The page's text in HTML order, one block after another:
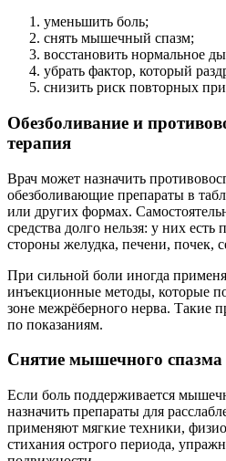
уменьшить боль;
снять мышечный спазм;
восстановить нормальное
убрать фактор, который
снизить риск повторных
Обезболивание и
терапия
Врач может назначить
обезболивающие препараты в
или других формах.
средства долго нельзя: у них есть
стороны желудка, печени, почек,
При сильной боли иногда
инъекционные методы, которые
зоне межрёберного нерва. Такие
по показаниям.
Снятие мышечного спазма
Если боль поддерживается
назначить препараты для
применяют мягкие техники,
стихания острого периода,